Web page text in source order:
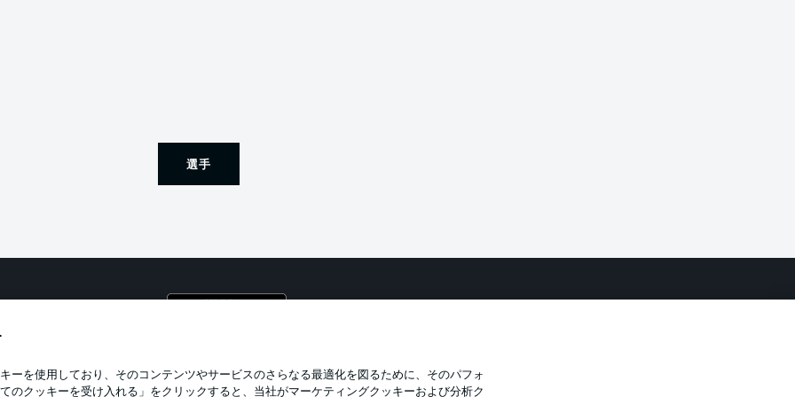
選手
当サイトについて
を使用しており、そのコンテンツやサービスのさらなる最適化を図るために、そのパフォ
クッキーを受け入れる」をクリックすると、当社がマーケティングクッキーおよび分析ク